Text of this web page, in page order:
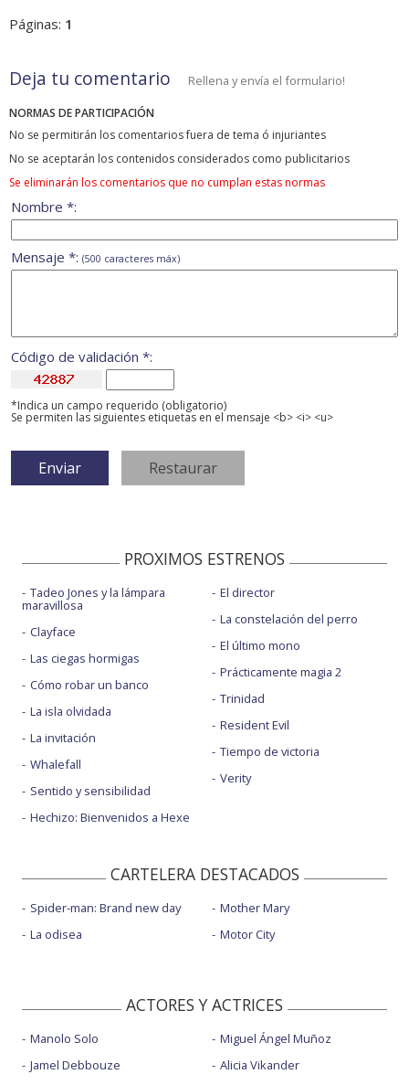
Páginas: 1
Deja tu comentario Rellena y envía el formulario!
NORMAS DE PARTICIPACIÓN
No se permitirán los comentarios fuera de tema ó injuriantes
No se aceptarán los contenidos considerados como publicitarios
Se eliminarán los comentarios que no cumplan estas normas
Nombre *:
Mensaje *: (500 caracteres máx)
Código de validación *:
*Indica un campo requerido (obligatorio)
Se permiten las siguientes etiquetas en el mensaje <b> <i> <u>
PROXIMOS ESTRENOS
Tadeo Jones y la lámpara
maravillosa
Clayface
Las ciegas hormigas
Cómo robar un banco
La isla olvidada
La invitación
Whalefall
Sentido y sensibilidad
Hechizo: Bienvenidos a Hexe
El director
La constelación del perro
El último mono
Prácticamente magia 2
Trinidad
Resident Evil
Tiempo de victoria
Verity
CARTELERA DESTACADOS
Spider-man: Brand new day
La odisea
Mother Mary
Motor City
ACTORES Y ACTRICES
Manolo Solo
Jamel Debbouze
Miguel Ángel Muñoz
Alicia Vikander